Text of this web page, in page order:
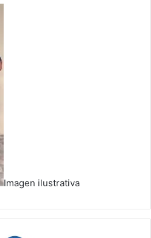
Imagen ilustrativa